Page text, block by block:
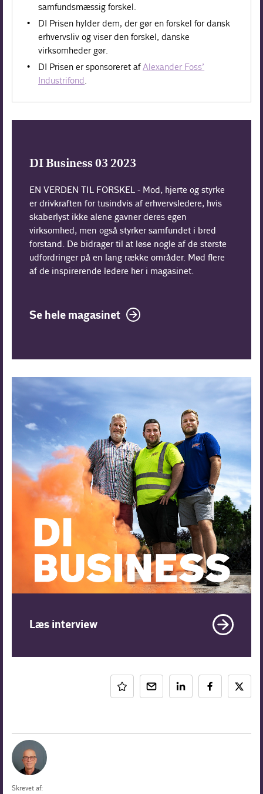
samfundsmæssig forskel.
DI Prisen hylder dem, der gør en forskel for dansk
erhvervsliv og viser den forskel, danske
virksomheder gør.
DI Prisen er sponsoreret afAlexander Foss’
Industrifond.
DI Business 03 2023
EN VERDEN TIL FORSKEL - Mod, hjerte og styrke
er drivkraften for tusindvis af erhvervsledere, hvis
skaberlyst ikke alene gavner deres egen
virksomhed, men også styrker samfundet i bred
forstand. De bidrager til at løse nogle af de største
udfordringer på en lang række områder. Mød flere
af de inspirerende ledere her i magasinet.
Se hele magasinet
Læs interview
Skrevet af: